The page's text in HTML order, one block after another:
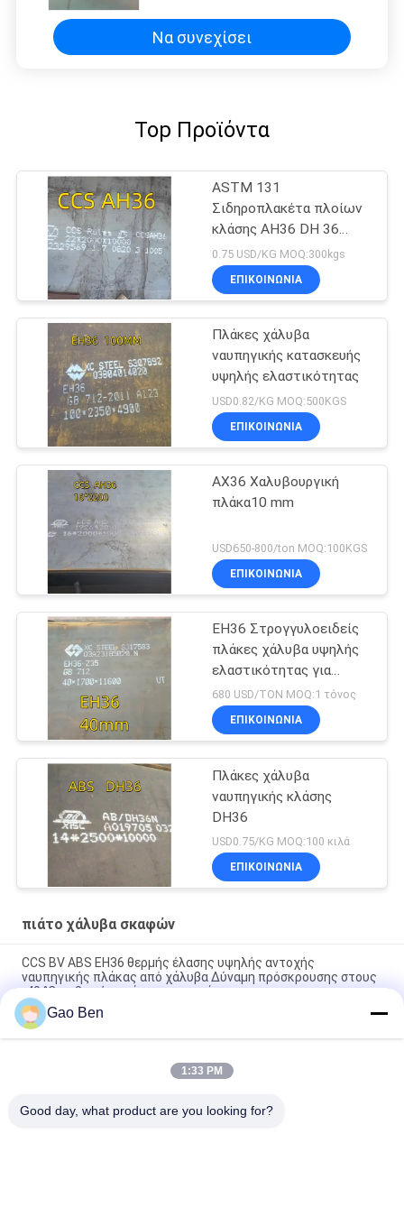
Να συνεχίσει
Top Προϊόντα
ASTM 131
Σιδηροπλακέτα πλοίων
κλάσης AH36 DH 36
EH36 EH40 9144mmL X
2438mmW X 20mmT
0.75 USD/KG MOQ:300kgs
ΕΠΙΚΟΙΝΩΝΙΑ
Πλάκες χάλυβα
ναυπηγικής κατασκευής
υψηλής ελαστικότητας
USD0.82/KG MOQ:500KGS
ΕΠΙΚΟΙΝΩΝΙΑ
ΑΧ36 Χαλυβουργική
πλάκα10 mm
USD650-800/ton MOQ:100KGS
ΕΠΙΚΟΙΝΩΝΙΑ
EH36 Στρογγυλοειδείς
πλάκες χάλυβα υψηλής
ελαστικότητας για
ναυπηγική βιομηχανία
680 USD/TON MOQ:1 τόνος
ΕΠΙΚΟΙΝΩΝΙΑ
Πλάκες χάλυβα
ναυπηγικής κλάσης
DH36
USD0.75/KG MOQ:100 κιλά
ΕΠΙΚΟΙΝΩΝΙΑ
πιάτο χάλυβα σκαφών
CCS BV ABS EH36 θερμής έλασης υψηλής αντοχής
ναυπηγικής πλάκας από χάλυβα Δύναμη πρόσκρουσης στους
-40 °C με βαφή κατά της σκουριάς
LR CCS BV ABS AH36 DH36 EH36 Θερμοσυσκευασμένη
σκαφική πλάκα από χάλυβα για υπεράκτιες πλατφόρμες
Πλάκα πλοίου ABS LR CCS κλάση AH36 Μέγεθος 2000 x 8000
Gao Ben
1:33 PM
Good day, what product are you looking for?